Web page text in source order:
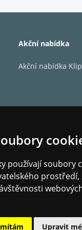
používají soubory
Upravit
Akční nabídka
Akční nabídka